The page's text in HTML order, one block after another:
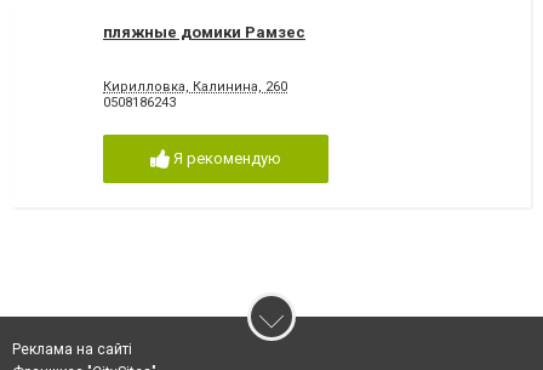
пляжные домики Рамзес
Кирилловка, Калинина, 260
0508186243
Я рекомендую
Реклама на сайті